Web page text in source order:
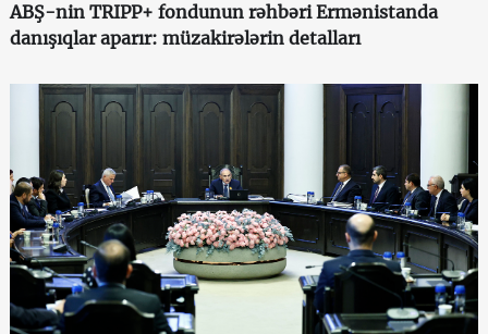
ABŞ-nin TRIPP+ fondunun rəhbəri Ermənistanda
danışıqlar aparır: müzakirələrin detalları